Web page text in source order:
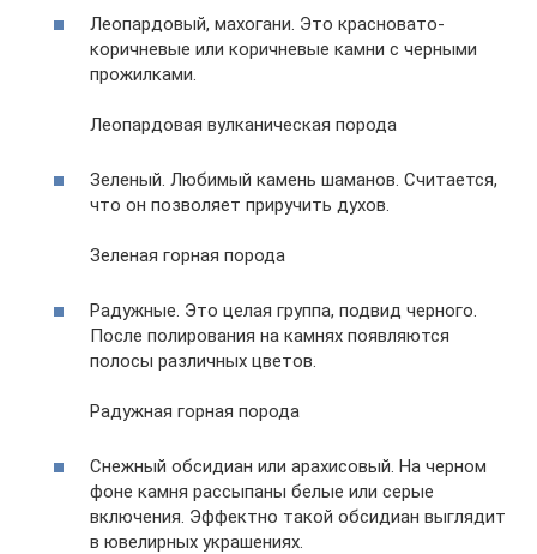
Леопардовый, махогани. Это красновато-
коричневые или коричневые камни с черными
прожилками.
Леопардовая вулканическая порода
Зеленый. Любимый камень шаманов. Считается,
что он позволяет приручить духов.
Зеленая горная порода
Радужные. Это целая группа, подвид черного.
После полирования на камнях появляются
полосы различных цветов.
Радужная горная порода
Снежный обсидиан или арахисовый. На черном
фоне камня рассыпаны белые или серые
включения. Эффектно такой обсидиан выглядит
в ювелирных украшениях.